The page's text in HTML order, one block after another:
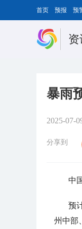
首页 预报 预
资
暴雨
2025-07-
分享到
中
预
州中部